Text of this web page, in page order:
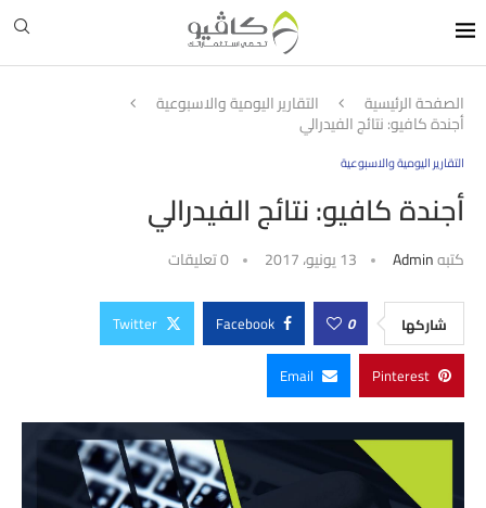
الصفحة الرئيسية التقارير اليومية والاسبوعية
أجندة كافيو: نتائج الفيدرالي
التقارير اليومية والاسبوعية
أجندة كافيو: نتائج الفيدرالي
كتبهAdmin 13 يونيو، 2017 0 تعليقات
شاركها 0
Facebook
Twitter
Pinterest
Email